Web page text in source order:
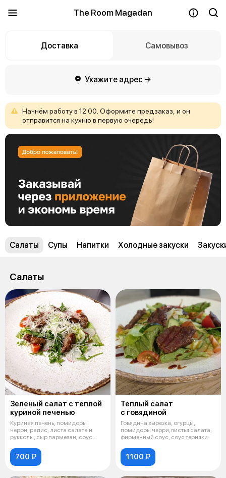
The Room Magadan
Доставка Самовывоз
Укажите адрес →
Начнём работув 12:00. Оформите предзаказ, и он
отправится на кухню в первую очередь!
Салаты Супы Напитки Холодные закуски
Салаты
Зеленый салат с теплой
куриной печенью
Куриная печень, помидоры
черри, редис, листа салата и
рукколы, сыр пармезан, соус
700 ₽
Теплый салат
с говядиной
Говядина вырезка, огурцы,
помидоры черри,листья салата,
фирменный соус, соус терияки
1100 ₽